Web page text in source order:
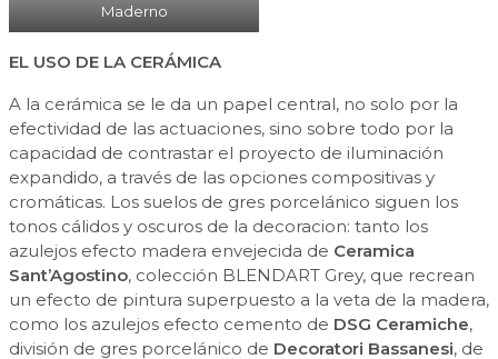
Maderno
EL USO DE LA CERÁMICA
A la cerámica se le da un papel central, no solo por la
efectividad de las actuaciones, sino sobre todo por la
capacidad de contrastar el proyecto de iluminación
expandido, a través de las opciones compositivas y
cromáticas. Los suelos de gres porcelánico siguen los
tonos cálidos y oscuros de la decoracion: tanto los
azulejos efecto madera envejecida de Ceramica
Sant’Agostino, colección BLENDART Grey, que recrean
un efecto de pintura superpuesto a la veta de la madera,
como los azulejos efecto cemento de DSG Ceramiche,
división de gres porcelánico de Decoratori Bassanesi, de